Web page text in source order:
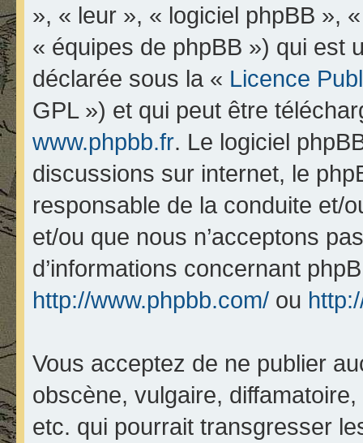
», « leur », « logiciel phpBB »,
« équipes de phpBB ») qui est
déclarée sous la « Licence
GPL ») et qui peut être
www.phpbb.fr. Le logiciel
discussions sur internet, le
responsable de la conduite et/
et/ou que nous n’acceptons
d’informations concernant
http://www.phpbb.com/ ou
Vous acceptez de ne publier
obscène, vulgaire,
etc. qui pourrait transgresser